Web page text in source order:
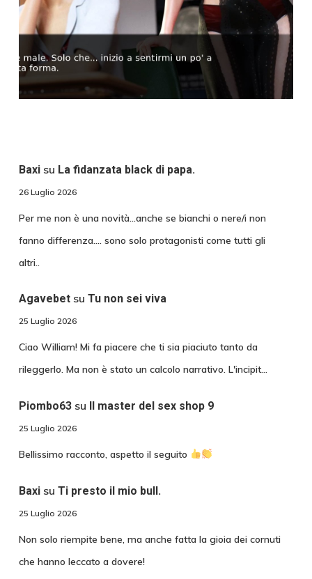
Baxisu La fidanzata black di papa.
26 Luglio 2026
Per me non è una novità...anche se bianchi o nere/i non
fanno differenza.... sono solo protagonisti come tutti gli
altri..
Agavebetsu Tu non sei viva
25 Luglio 2026
Ciao William! Mi fa piacere che ti sia piaciuto tanto da
rileggerlo. Ma non è stato un calcolo narrativo. L'incipit…
Piombo63su Il master del sex shop 9
25 Luglio 2026
Bellissimo racconto, aspetto il seguito
Baxisu Ti presto il mio bull.
25 Luglio 2026
Non solo riempite bene, ma anche fatta la gioia dei cornuti
che hanno leccato a dovere!